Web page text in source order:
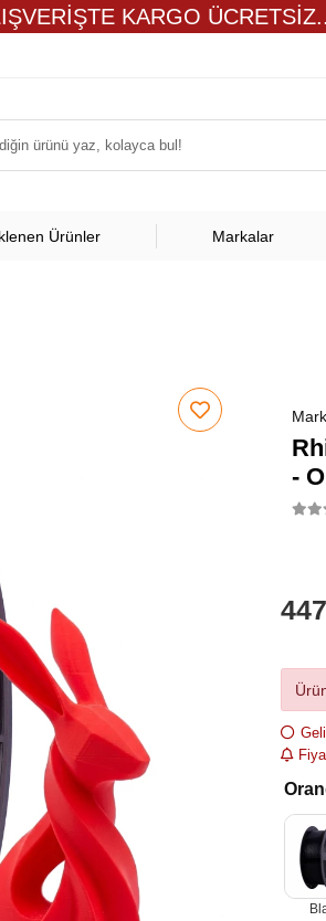
KARGO
Ürünler Markalar
-